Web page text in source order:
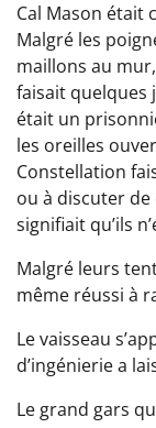
Cal Mason était
Malgré les
maillons au
faisait quelques
était un
les oreilles
Constellation
ou à discuter de
signifiait qu’ils
Malgré leurs
même réussi à
Le vaisseau
d’ingénierie a
Le grand gars